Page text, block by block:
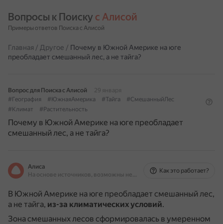
Вопросы к Поиску с Алисой
Примеры ответов Поиска с Алисой
Главная / Другое / Почему в Южной Америке на юге
преобладает смешанный лес, а не тайга?
Вопрос для Поиска с Алисой
29 января
#География
#ЮжнаяАмерика #Тайга
#СмешанныйЛес
#Климат
#Растительность
Почему в Южной Америке на юге преобладает
смешанный лес, а не тайга?
Алиса
На основе источников, возможны неточности
Как это работает?
В Южной Америке на юге преобладает смешанный лес,
а не тайга, из-за климатических условий.
Зона смешанных лесов сформировалась в умеренном